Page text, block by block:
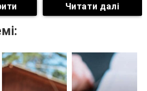
Читати далі